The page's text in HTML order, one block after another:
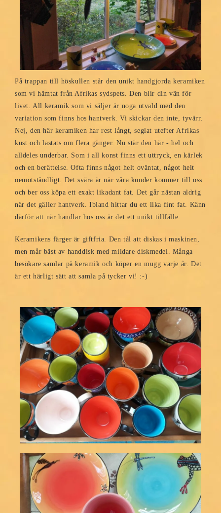
På trappan till höskullen står den unikt handgjorda keramiken
som vi hämtat från Afrikas sydspets. Den blir din vän för
livet. All keramik som vi säljer är noga utvald med den
variation som finns hos hantverk. Vi skickar den inte, tyvärr.
Nej, den här keramiken har rest långt, seglat utefter Afrikas
kust och lastats om flera gånger. Nu står den här - hel och
alldeles underbar. Som i all konst finns ett uttryck, en kärlek
och en berättelse. Ofta finns något helt oväntat, något helt
oemotståndligt. Det svåra är när våra kunder kommer till oss
och ber oss köpa ett exakt likadant fat. Det går nästan aldrig
när det gäller hantverk. Ibland hittar du ett lika fint fat. Känn
därför att när handlar hos oss är det ett unikt tillfälle.
Keramikens färger är giftfria. Den tål att diskas i maskinen,
men mår bäst av handdisk med mildare diskmedel. Många
besökare samlar på keramik och köper en mugg varje år. Det
är ett härligt sätt att samla på tycker vi! :-)